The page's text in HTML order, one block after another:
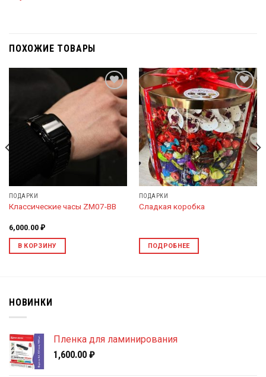
ПОХОЖИЕ ТОВАРЫ
Добавить
в список
желаний
ПОДАРКИ
Классические часы ZM07-BB
6,000.00₽
В КОРЗИНУ
Добавить
в список
желаний
ПОДАРКИ
Сладкая коробка
ПОДРОБНЕЕ
НОВИНКИ
Пленка для ламинирования
1,600.00 ₽